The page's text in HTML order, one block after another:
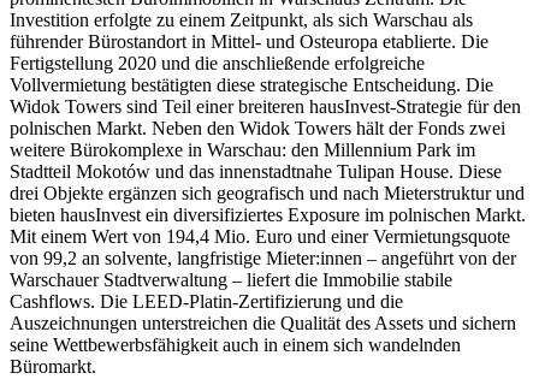
Investition erfolgte zu einem Zeitpunkt, als sich Warschau als
führender Bürostandort in Mittel- und Osteuropa etablierte. Die
Fertigstellung 2020 und die anschließende erfolgreiche
Vollvermietung bestätigten diese strategische Entscheidung. Die
Widok Towers sind Teil einer breiteren hausInvest-Strategie für den
polnischen Markt. Neben den Widok Towers hält der Fonds zwei
weitere Bürokomplexe in Warschau: den Millennium Park im
Stadtteil Mokotów und das innenstadtnahe Tulipan House. Diese
drei Objekte ergänzen sich geografisch und nach Mieterstruktur und
bieten hausInvest ein diversifiziertes Exposure im polnischen Markt.
Mit einem Wert von 194,4 Mio. Euro und einer Vermietungsquote
von 99,2 an solvente, langfristige Mieter:innen – angeführt von der
Warschauer Stadtverwaltung – liefert die Immobilie stabile
Cashflows. Die LEED-Platin-Zertifizierung und die
Auszeichnungen unterstreichen die Qualität des Assets und sichern
seine Wettbewerbsfähigkeit auch in einem sich wandelnden
Büromarkt.